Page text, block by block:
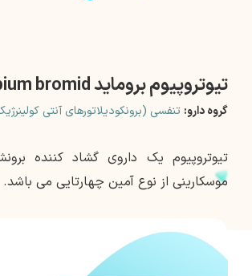
تیوتروپیوم بروماید Tiotropium bromid
گروه دارو: تنفسی (برونکودیلاتورهای آنتی
تیوتروپیوم یک داروی گشاد کننده
موسکارینی از نوع آمین چهارتایی می باشد.